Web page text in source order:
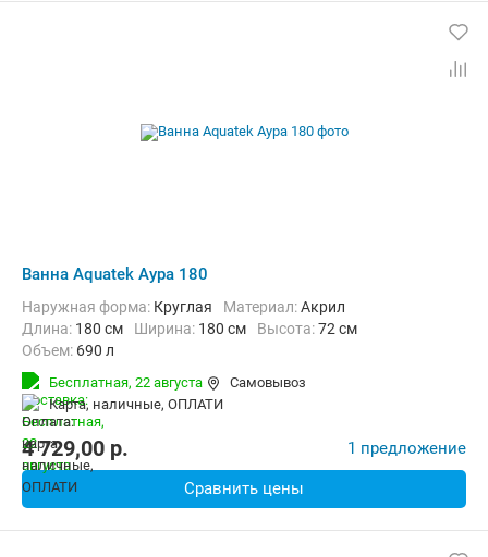
Ванна Aquatek Аура 180
Наружная форма: Круглая Материал:Акрил
Длина: 180 см Ширина: 180 см Высота:72 см
Объем: 690 л
Бесплатная, 22 августа
Самовывоз
карта, наличные, ОПЛАТИ
4 729,00 p. 1 предложение
Сравнить цены